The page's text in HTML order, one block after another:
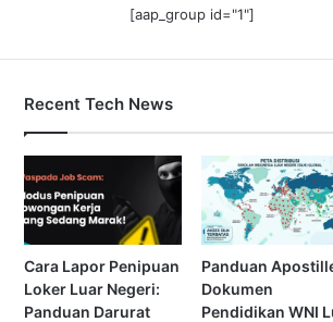
[aap_group id="1"]
Recent Tech News
Cara Lapor Penipuan
Loker Luar Negeri:
Panduan Darurat
Panduan
Dokumen
Pendidikan WNI